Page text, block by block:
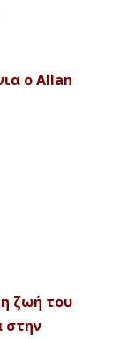
ο Allan
ζωή του
στην